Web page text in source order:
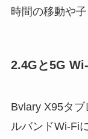
時間の移動や
2.4Gと5G
Bvlary X95タ
ルバンドWi-Fi